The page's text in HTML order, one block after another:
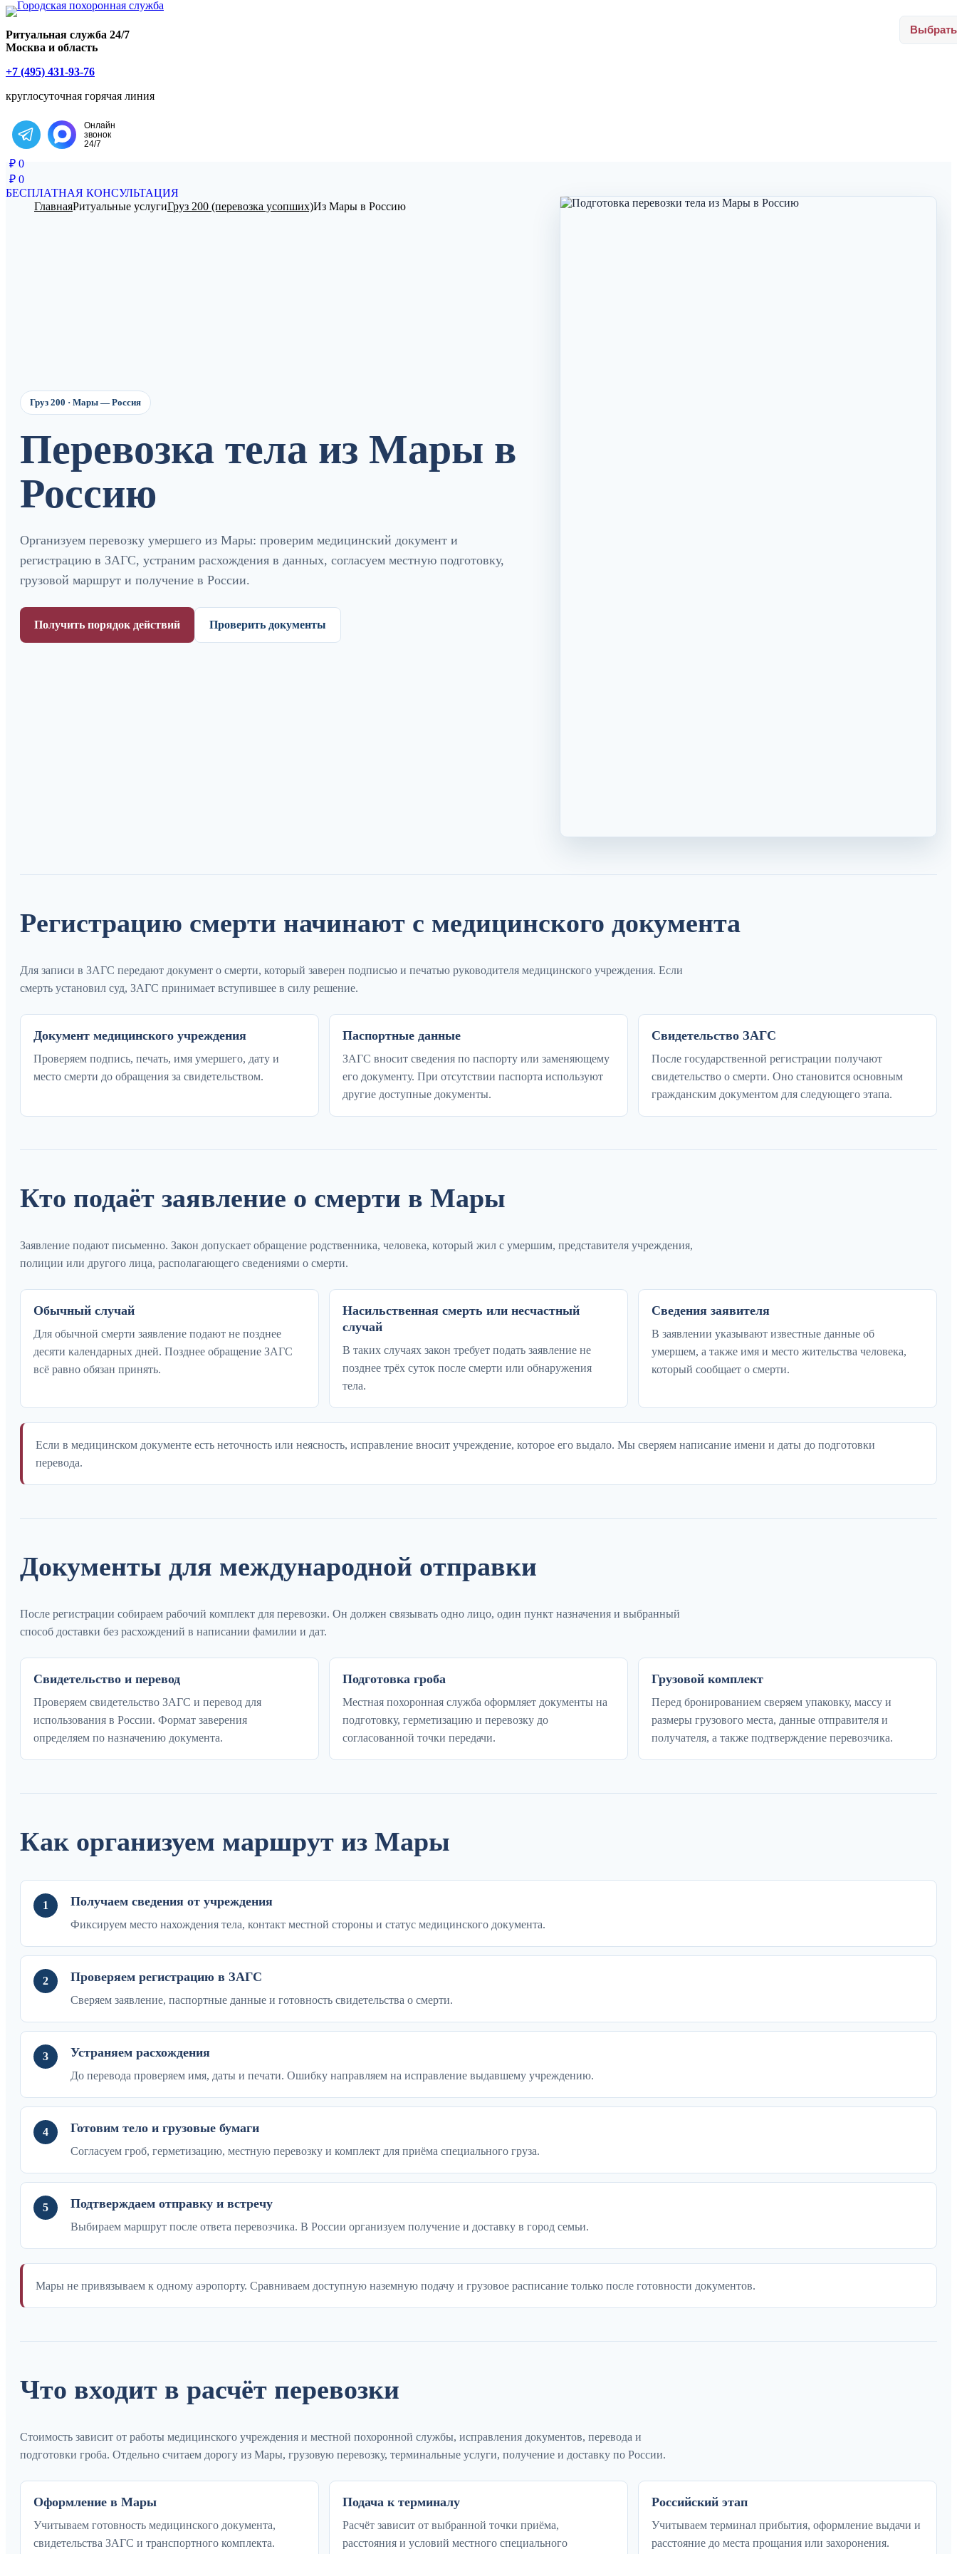
Ритуальная служба 24/7
Москва и область
+7 (495) 431-93-76
круглосуточная горячая линия
Написать в Telegram
Онлайн
звонок
24/7
₽ 0
₽ 0
БЕСПЛАТНАЯ КОНСУЛЬТАЦИЯ
ГлавнаяРитуальные услугиГруз 200 (перевозка усопших)Из Мары в Россию
Груз 200 · Мары — Россия
Перевозка тела из Мары в
Россию
Организуем перевозку умершего из Мары: проверим медицинский документ и
регистрацию в ЗАГС, устраним расхождения в данных, согласуем местную подготовку,
грузовой маршрут и получение в России.
Получить порядок действий Проверить документы
Регистрацию смерти начинают с медицинского документа
Для записи в ЗАГС передают документ о смерти, который заверен подписью и печатью руководителя медицинского учреждения. Если
смерть установил суд, ЗАГС принимает вступившее в силу решение.
Документ медицинского учреждения
Проверяем подпись, печать, имя умершего, дату и
место смерти до обращения за свидетельством.
Паспортные данные
ЗАГС вносит сведения по паспорту или заменяющему
его документу. При отсутствии паспорта используют
другие доступные документы.
Свидетельство ЗАГС
После государственной регистрации получают
свидетельство о смерти. Оно становится основным
гражданским документом для следующего этапа.
Кто подаёт заявление о смерти в Мары
Заявление подают письменно. Закон допускает обращение родственника, человека, который жил с умершим, представителя учреждения,
полиции или другого лица, располагающего сведениями о смерти.
Обычный случай
Для обычной смерти заявление подают не позднее
десяти календарных дней. Позднее обращение ЗАГС
всё равно обязан принять.
Насильственная смерть или несчастный
случай
В таких случаях закон требует подать заявление не
позднее трёх суток после смерти или обнаружения
тела.
Сведения заявителя
В заявлении указывают известные данные об
умершем, а также имя и место жительства человека,
который сообщает о смерти.
Если в медицинском документе есть неточность или неясность, исправление вносит учреждение, которое его выдало. Мы сверяем написание имени и даты до подготовки
перевода.
Документы для международной отправки
После регистрации собираем рабочий комплект для перевозки. Он должен связывать одно лицо, один пункт назначения и выбранный
способ доставки без расхождений в написании фамилии и дат.
Свидетельство и перевод
Проверяем свидетельство ЗАГС и перевод для
использования в России. Формат заверения
определяем по назначению документа.
Подготовка гроба
Местная похоронная служба оформляет документы на
подготовку, герметизацию и перевозку до
согласованной точки передачи.
Грузовой комплект
Перед бронированием сверяем упаковку, массу и
размеры грузового места, данные отправителя и
получателя, а также подтверждение перевозчика.
Как организуем маршрут из Мары
1 Получаем сведения от учреждения
Фиксируем место нахождения тела, контакт местной стороны и статус медицинского документа.
2 Проверяем регистрацию в ЗАГС
Сверяем заявление, паспортные данные и готовность свидетельства о смерти.
3 Устраняем расхождения
До перевода проверяем имя, даты и печати. Ошибку направляем на исправление выдавшему учреждению.
4 Готовим тело и грузовые бумаги
Согласуем гроб, герметизацию, местную перевозку и комплект для приёма специального груза.
5 Подтверждаем отправку и встречу
Выбираем маршрут после ответа перевозчика. В России организуем получение и доставку в город семьи.
Мары не привязываем к одному аэропорту. Сравниваем доступную наземную подачу и грузовое расписание только после готовности документов.
Что входит в расчёт перевозки
Стоимость зависит от работы медицинского учреждения и местной похоронной службы, исправления документов, перевода и
подготовки гроба. Отдельно считаем дорогу из Мары, грузовую перевозку, терминальные услуги, получение и доставку по России.
Оформление в Мары
Учитываем готовность медицинского документа,
свидетельства ЗАГС и транспортного комплекта.
Подача к терминалу
Расчёт зависит от выбранной точки приёма,
расстояния и условий местного специального
Российский этап
Учитываем терминал прибытия, оформление выдачи и
расстояние до места прощания или захоронения.